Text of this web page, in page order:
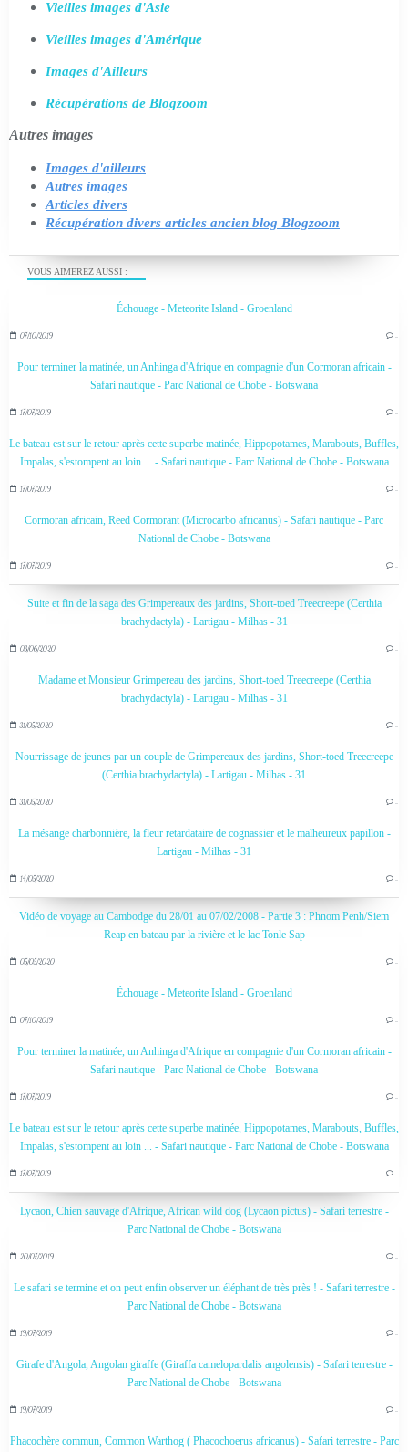
VOUS AIMEREZ AUSSI :
Échouage - Meteorite Island - Groenland
07/10/2019 …
Pour terminer la matinée, un Anhinga d'Afrique en compagnie d'un Cormoran africain -
Safari nautique - Parc National de Chobe - Botswana
17/07/2019 …
Le bateau est sur le retour après cette superbe matinée, Hippopotames, Marabouts, Buffles,
Impalas, s'estompent au loin ... - Safari nautique - Parc National de Chobe - Botswana
17/07/2019 …
Cormoran africain, Reed Cormorant (Microcarbo africanus) - Safari nautique - Parc
National de Chobe - Botswana
17/07/2019 …
Suite et fin de la saga des Grimpereaux des jardins, Short-toed Treecreepe (Certhia
brachydactyla) - Lartigau - Milhas - 31
03/06/2020 …
Madame et Monsieur Grimpereau des jardins, Short-toed Treecreepe (Certhia
brachydactyla) - Lartigau - Milhas - 31
31/05/2020 …
Nourrissage de jeunes par un couple de Grimpereaux des jardins, Short-toed Treecreepe
(Certhia brachydactyla) - Lartigau - Milhas - 31
31/05/2020 …
La mésange charbonnière, la fleur retardataire de cognassier et le malheureux papillon -
Lartigau - Milhas - 31
14/05/2020 …
Vidéo de voyage au Cambodge du 28/01 au 07/02/2008 - Partie 3 : Phnom Penh/Siem
Reap en bateau par la rivière et le lac Tonle Sap
05/05/2020 …
Échouage - Meteorite Island - Groenland
07/10/2019 …
Pour terminer la matinée, un Anhinga d'Afrique en compagnie d'un Cormoran africain -
Safari nautique - Parc National de Chobe - Botswana
17/07/2019 …
Le bateau est sur le retour après cette superbe matinée, Hippopotames, Marabouts, Buffles,
Impalas, s'estompent au loin ... - Safari nautique - Parc National de Chobe - Botswana
17/07/2019 …
Lycaon, Chien sauvage d'Afrique, African wild dog (Lycaon pictus) - Safari terrestre -
Parc National de Chobe - Botswana
20/07/2019 …
Le safari se termine et on peut enfin observer un éléphant de très près ! - Safari terrestre -
Parc National de Chobe - Botswana
19/07/2019 …
Girafe d'Angola, Angolan giraffe (Giraffa camelopardalis angolensis) - Safari terrestre -
Parc National de Chobe - Botswana
19/07/2019 …
Phacochère commun, Common Warthog ( Phacochoerus africanus) - Safari terrestre - Parc
Vieilles images d'Asie
Vieilles images d'Amérique
Images d'Ailleurs
Récupérations de Blogzoom
Autres images
Images d'ailleurs
Autres images
Articles divers
Récupération divers articles ancien blog Blogzoom